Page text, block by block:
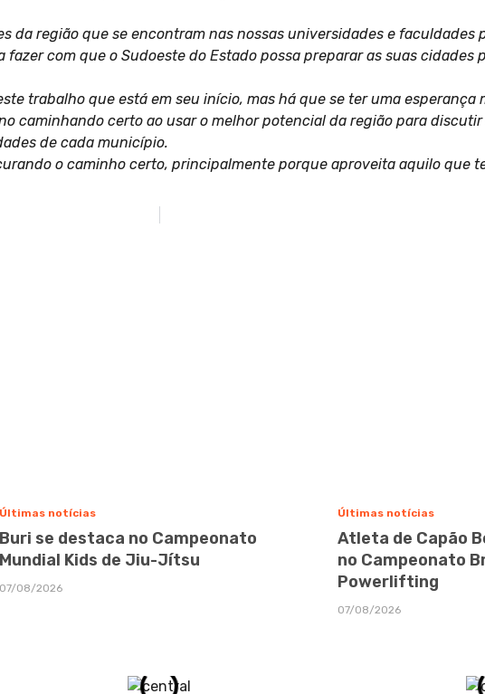
da região que se encontram nas nossas universidades e faculdades
com que o Sudoeste do Estado possa preparar as suas cidades
trabalho que está em seu início, mas há que se ter uma esperança
caminhando certo ao usar o melhor potencial da região para
de cada município.
o caminho certo, principalmente porque aproveita aquilo que
Últimas notícias
Buri se destaca no Campeonato
Mundial Kids de Jiu-Jítsu
07/08/2026
Últimas notícias
Atleta de Capão
no Campeonato
Powerlifting
07/08/2026